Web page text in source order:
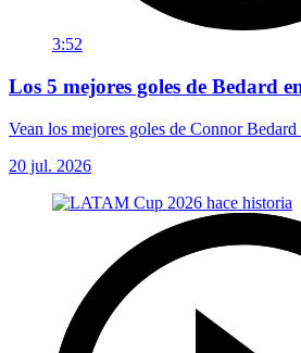
3:52
Los 5 mejores goles de Bedard
Vean los mejores goles de Connor Bedard
20 jul. 2026